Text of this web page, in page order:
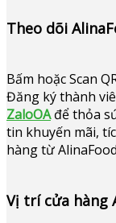
Theo dõi
Bấm hoặcScan
Đăng ký thành
ZaloOAđể thỏa
tin khuyến mãi,
hàng từ AlinaFood
Vị trí cửa hàng